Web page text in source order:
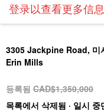
登录以查看更多信息